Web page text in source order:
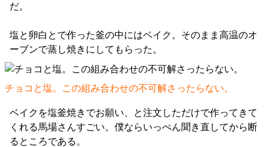
だ。
塩と卵白とで作った釜の中にはベイク。そのまま高温のオ
ーブンで蒸し焼きにしてもらった。
チョコと塩。この組み合わせの不可解さったらない。
ベイクを塩釜焼きでお願い、と注文しただけで作ってきて
くれる馬場さんすごい。僕ならいっぺん聞き直してから断
るところである。